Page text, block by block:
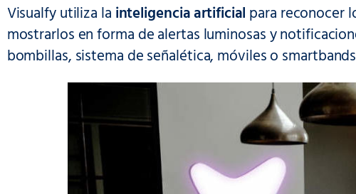
Visualfy utiliza la inteligencia artificial para reconocer
mostrarlos en forma de alertas luminosas y
bombillas, sistema de señalética, móviles o